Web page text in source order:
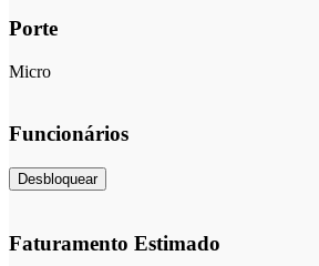
Porte
Micro
Funcionários
Desbloquear
Faturamento Estimado